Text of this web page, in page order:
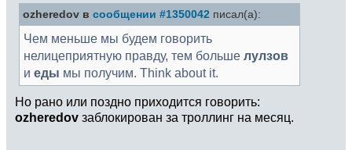
ozheredov в сообщении #1350042 писал(а):
Чем меньше мы будем говорить
нелицеприятную правду, тем больше лулзов
и еды мы получим. Think about it.
Но рано или поздно приходится говорить:
ozheredov заблокирован за троллинг на месяц.